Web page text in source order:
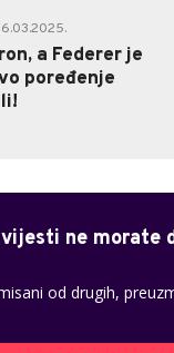
a Federer je
poređenje
vijesti ne morate
od drugih,